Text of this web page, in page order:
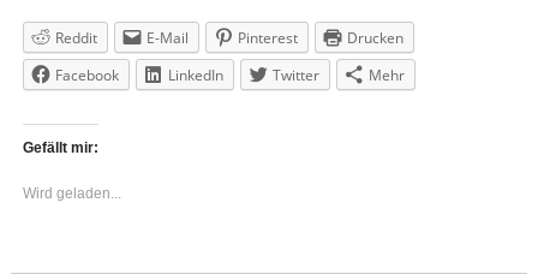
Reddit E-Mail Pinterest
Drucken
Facebook
LinkedIn Twitter Mehr
Gefällt mir:
Wird geladen...